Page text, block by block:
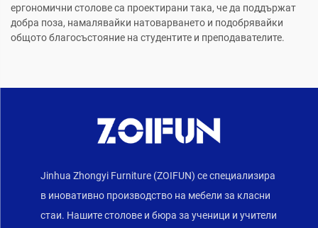
ергономични столове са проектирани така, че да поддържат
добра поза, намалявайки натоварването и подобрявайки
общото благосъстояние на студентите и преподавателите.
Jinhua Zhongyi Furniture (ZOIFUN) се специализира
в иновативно производство на мебели за класни
стаи. Нашите столове и бюра за ученици и учители